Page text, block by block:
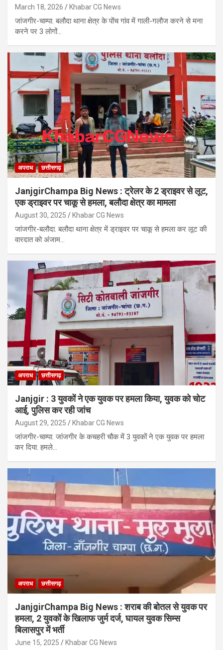
March 18, 2026 Khabar CG News
जांजगीर-चाम्पा. बलौदा थाना क्षेत्र के पोंच गांव में गाली-गलौज करने से मना
करने पर 3 लोगों…
अपराध छत्तीसगढ़
JanjgirChampa Big News : ट्रेलर के 2 ड्राइवर से लूट,
एक ड्राइवर पर चाकू से हमला, बलौदा क्षेत्र का मामला
August 30, 2025 Khabar CG News
जांजगीर-बलौदा. बलौदा थाना क्षेत्र में ड्राइवर पर चाकू से हमला कर लूट की
वारदात को अंजाम…
अपराध छत्तीसगढ़
Janjgir : 3 युवकों ने एक युवक पर हमला किया, युवक को चोट
आई, पुलिस कर रही जांच
August 29, 2025 Khabar CG News
जांजगीर-चाम्पा. जांजगीर के कचहरी चौक में 3 युवकों ने एक युवक पर हमला
कर दिया. हमले…
अपराध छत्तीसगढ़
JanjgirChampa Big News : शराब की बोतल से युवक पर
हमला, 2 युवकों के खिलाफ जुर्म दर्ज, घायल युवक सिम्स
बिलासपुर में भर्ती
June 15, 2025 Khabar CG News